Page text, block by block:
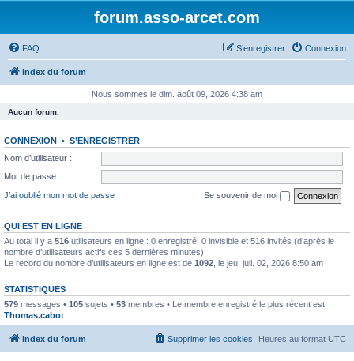
forum.asso-arcet.com
FAQ Connexion
S’enregistrer
Index du forum
Nous sommes le dim. août 09, 2026 4:38 am
Aucun forum.
CONNEXION • S’ENREGISTRER
Nom d’utilisateur :
Mot de passe :
J’ai oublié mon mot de passe
Se souvenir de moi
QUI EST EN LIGNE
Au total il y a 516 utilisateurs en ligne : 0 enregistré, 0 invisible et 516 invités (d’après le
nombre d’utilisateurs actifs ces 5 dernières minutes)
Le record du nombre d’utilisateurs en ligne est de 1092 , le jeu. juil. 02, 2026 8:50 am
STATISTIQUES
579 messages • 105 sujets • 53 membres • Le membre enregistré le plus récent est
Thomas.cabot
Index du forum Heures au format UTC
Supprimer les cookies